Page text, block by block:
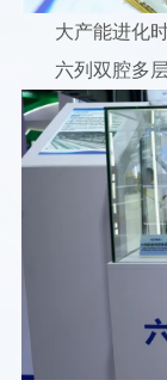
大产能进化
六列双腔多